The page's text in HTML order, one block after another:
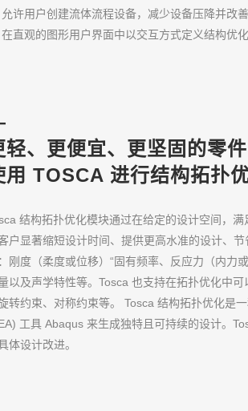
允许用户创建流体流程设备，减少设备压降并改
在直观的图形用户界面中以交互方式定义结构优
轻、更便宜、更坚固的零件
用 TOSCA 进行结构拓扑
结构拓扑优化模块通过在给定的设计空间，
户显著缩短设计时间、提供更高水准的设计、
刚度（柔度或位移）“固有频率、反应力（内力
以及声学特性等。Tosca 也支持在拓扑优化中
转约束、对称约束等。 Tosca 结构拓扑优化是
工具 Abaqus 来生成独特且可持续的设计。
体设计改进。